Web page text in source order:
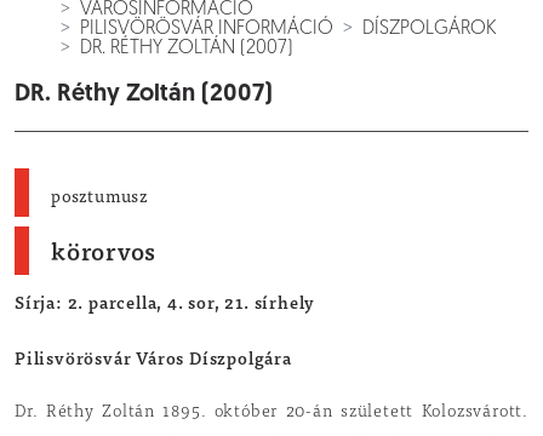
VÁROSINFORMÁCIÓ
PILISVÖRÖSVÁR INFORMÁCIÓ
DÍSZPOLGÁROK
DR. RÉTHY ZOLTÁN (2007)
DR. Réthy Zoltán (2007)
posztumusz
körorvos
Sírja: 2. parcella, 4. sor, 21. sírhely
Pilisvörösvár Város Díszpolgára
Dr. Réthy Zoltán 1895. október 20-án született Kolozsvárott.